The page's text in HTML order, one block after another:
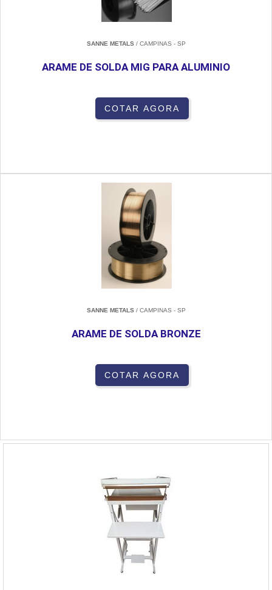
SANNE METALS/ CAMPINAS - SP
ARAME DE SOLDA MIG PARA ALUMINIO
COTAR AGORA
SANNE METALS/ CAMPINAS - SP
ARAME DE SOLDA BRONZE
COTAR AGORA